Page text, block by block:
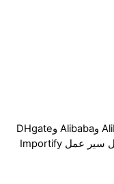
استخدموا Banggood إلى جانب AliExpress وAlibaba وDHgate
وTemu وغيرها من المصادر المدعومة داخل سير عمل Importify